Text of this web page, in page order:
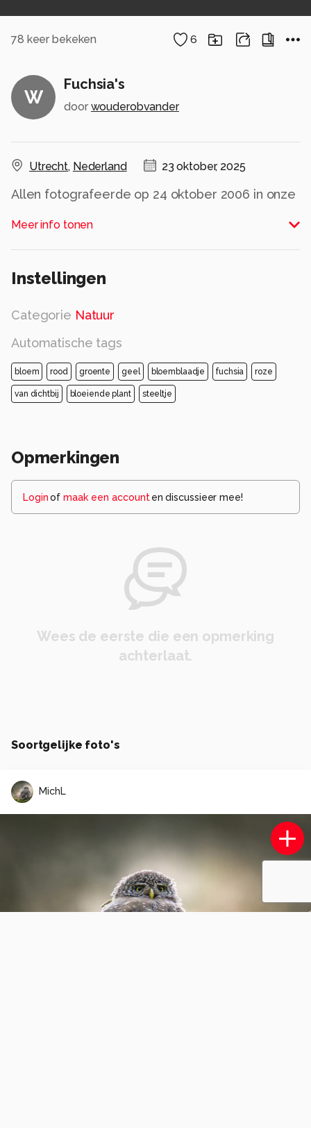
78 keer bekeken 6
W
Fuchsia's
door wouderobvander
Utrecht, Nederland 23 oktober, 2025
Allen fotografeerde op 24 oktober 2006 in onze
Links de winterharde fuchsia magellanica, die nu
ook bloeit. De andere zijn er niet meer.
Alle rechten voorbehouden
Meer info tonen
Instellingen
Categorie Natuur
Automatische tags
bloem rood groente geel bloemblaadje fuchsia roze
van dichtbij bloeiende plant steeltje
Opmerkingen
Loginof maak een account en discussieer mee!
Wees de eerste die een opmerking
achterlaat.
Soortgelijke foto's
MichL